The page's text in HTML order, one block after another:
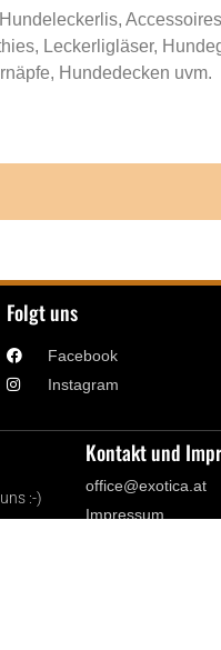
Leckerligläser,
Hundedecken uvm.
Folgt uns
Facebook
Instagram
:-)
Kontakt und
office@exotica.at
Impressum